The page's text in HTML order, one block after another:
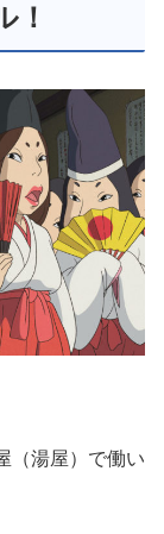
！
（湯屋）で働い